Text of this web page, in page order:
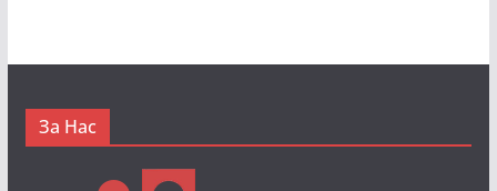
За Нас